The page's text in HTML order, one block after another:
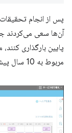
پس از انجام
آن‌ها سعی می‌کردند
مربوط به 10 سال پیش.